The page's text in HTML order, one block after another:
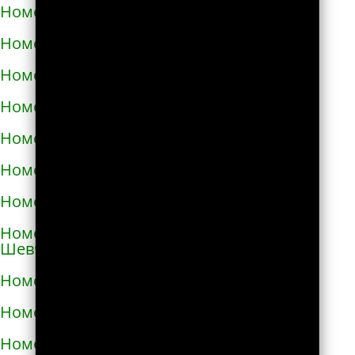
Номера телефонов такси в Киеве
Номера телефонов такси в Килие
Номера телефонов такси в Ковеле
Номера телефонов такси в Коломые
Номера телефонов такси в Конотопе
Номера телефонов такси в Коростене
Номера телефонов такси в Коростышеве
Номера телефонов такси в Корсунь-
Шевченковском
Номера телефонов такси в Корюковке
Номера телефонов такси в Костополе
Номера телефонов такси в Котельве